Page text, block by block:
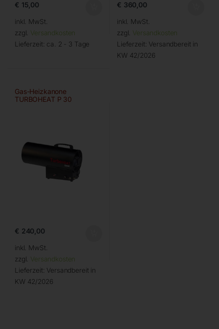
€ 15,00
inkl. MwSt.
zzgl. Versandkosten
Lieferzeit: ca. 2 - 3 Tage
€ 360,00
inkl. MwSt.
zzgl. Versandkosten
Lieferzeit: Versandbereit in
KW 42/2026
Gas-Heizkanone
TURBOHEAT P 30
€ 240,00
inkl. MwSt.
zzgl. Versandkosten
Lieferzeit: Versandbereit in
KW 42/2026